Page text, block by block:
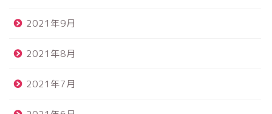
2021年9月
2021年8月
2021年7月